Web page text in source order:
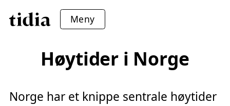
Meny
Høytider i Norge
Norge har et knippe sentrale høytider